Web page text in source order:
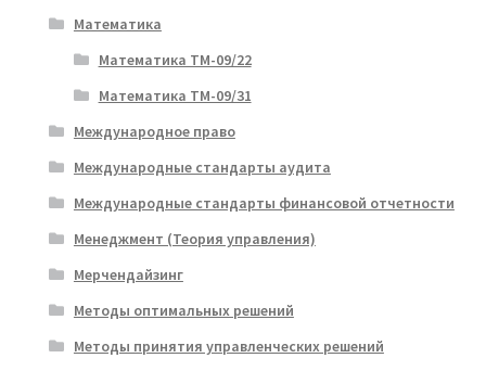
Математика
Математика ТМ-09/22
Математика ТМ-09/31
Международное право
Международные стандарты аудита
Международные стандарты финансовой отчетности
Менеджмент (Теория управления)
Мерчендайзинг
Методы оптимальных решений
Методы принятия управленческих решений